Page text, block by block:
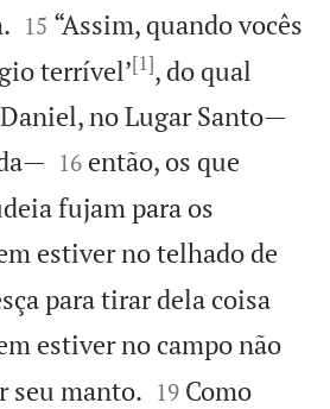


15 “Assim, quando vocês
terrível’[1], do qual
no Lugar Santo—


16 então, os que
fujam para os
estiver no telhado de
para tirar dela coisa
estiver no campo não
seu manto. 

19 Como